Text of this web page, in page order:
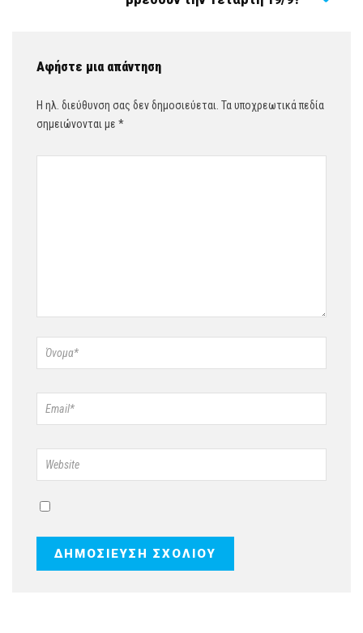
Αφήστε μια απάντηση
Η ηλ. διεύθυνση σας δεν δημοσιεύεται. Τα υποχρεωτικά πεδία
σημειώνονται με *